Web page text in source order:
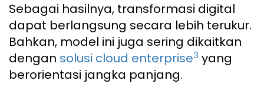
Sebagai hasilnya, transformasi digital
dapat berlangsung secara lebih terukur.
Bahkan, model ini juga sering dikaitkan
dengan solusi cloud enterprise3 yang
berorientasi jangka panjang.